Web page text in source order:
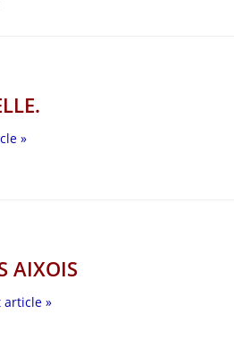
»
AIXOIS
article »